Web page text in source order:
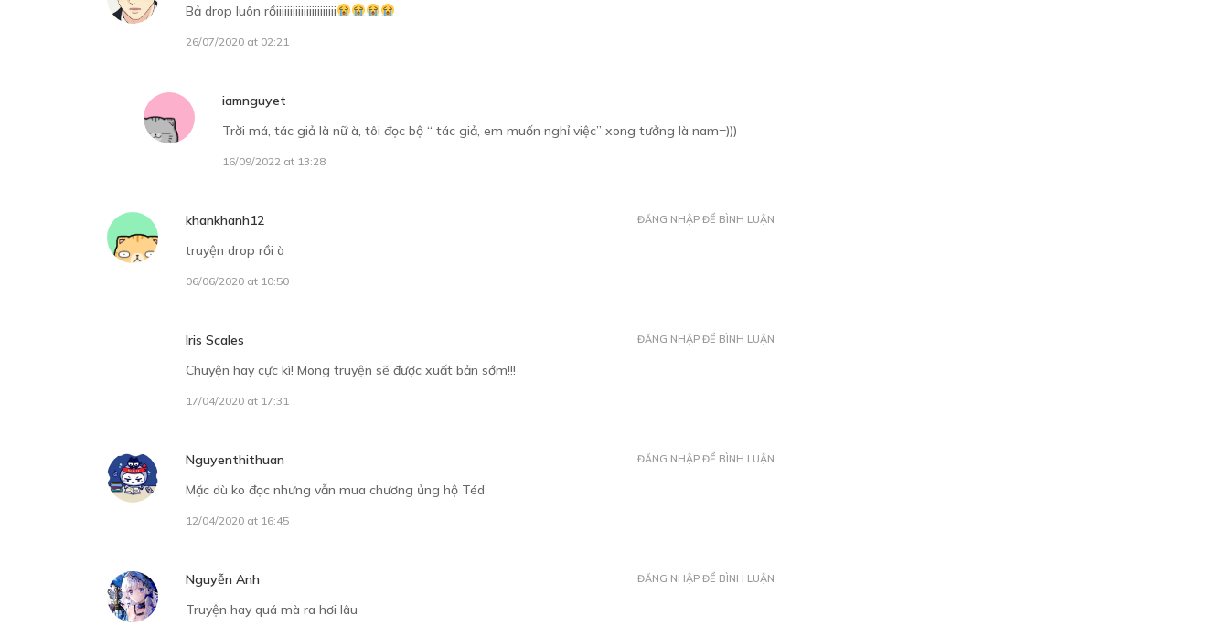
Bả drop luôn rồiiiiiiiiiiiiiiiiiiiiii
26/07/2020 at 02:21
iamnguyet
Trời má, tác giả là nữ à, tôi đọc bộ “ tác giả, em muốn nghỉ việc” xong tưởng là nam=)))
16/09/2022 at 13:28
khankhanh12
truyện drop rồi à
06/06/2020 at 10:50
ĐĂNG NHẬP ĐỂ BÌNH LUẬN
Iris Scales
Chuyện hay cực kì! Mong truyện sẽ được xuất bản sớm!!!
17/04/2020 at 17:31
ĐĂNG NHẬP ĐỂ BÌNH LUẬN
Nguyenthithuan
Mặc dù ko đọc nhưng vẫn mua chương ủng hộ Téd
12/04/2020 at 16:45
ĐĂNG NHẬP ĐỂ BÌNH LUẬN
Nguyễn Anh
Truyện hay quá mà ra hơi lâu
ĐĂNG NHẬP ĐỂ BÌNH LUẬN